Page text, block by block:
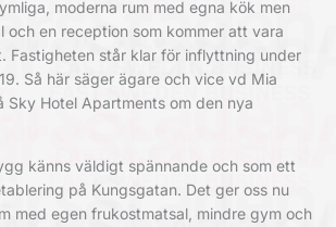
moderna rum med egna kök men
och en reception som kommer att vara
Fastigheten står klar för inflyttning under
Så här säger ägare och vice vd Mia
Sky Hotel Apartments om den nya
känns väldigt spännande och som ett
på Kungsgatan. Det ger oss nu
med egen frukostmatsal, mindre gym och